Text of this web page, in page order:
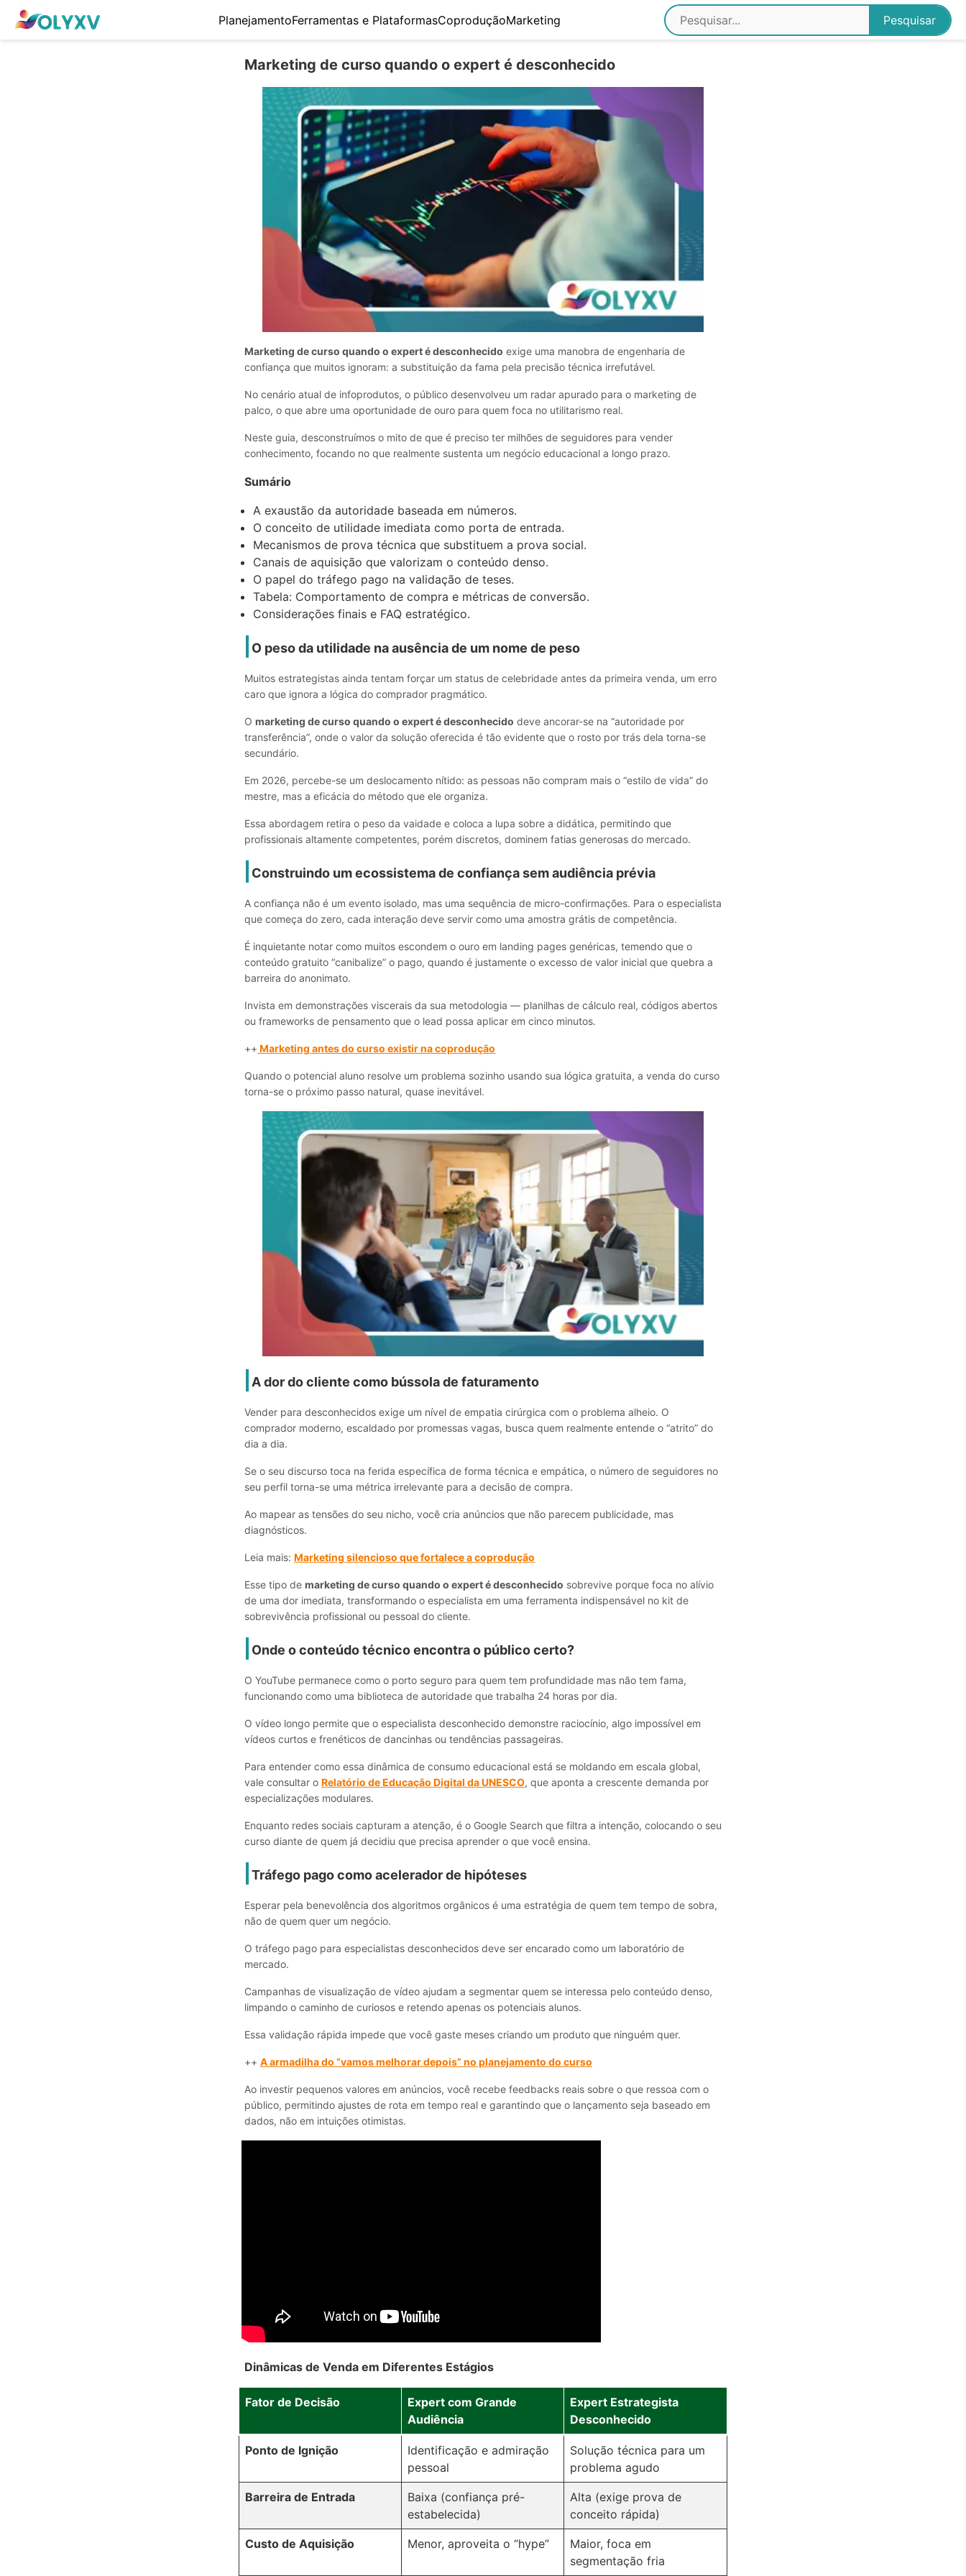
PlanejamentoFerramentas e PlataformasCoproduçãoMarketing
Marketing de curso quando o expert é desconhecido
Marketing de curso quando o expert é desconhecido exige uma manobra de engenharia de
confiança que muitos ignoram: a substituição da fama pela precisão técnica irrefutável.
No cenário atual de infoprodutos, o público desenvolveu um radar apurado para o marketing de
palco, o que abre uma oportunidade de ouro para quem foca no utilitarismo real.
Neste guia, desconstruímos o mito de que é preciso ter milhões de seguidores para vender
conhecimento, focando no que realmente sustenta um negócio educacional a longo prazo.
Sumário
A exaustão da autoridade baseada em números.
O conceito de utilidade imediata como porta de entrada.
Mecanismos de prova técnica que substituem a prova social.
Canais de aquisição que valorizam o conteúdo denso.
O papel do tráfego pago na validação de teses.
Tabela: Comportamento de compra e métricas de conversão.
Considerações finais e FAQ estratégico.
O peso da utilidade na ausência de um nome de peso
Muitos estrategistas ainda tentam forçar um status de celebridade antes da primeira venda, um erro
caro que ignora a lógica do comprador pragmático.
O marketing de curso quando o expert é desconhecido deve ancorar-se na “autoridade por
transferência”, onde o valor da solução oferecida é tão evidente que o rosto por trás dela torna-se
secundário.
Em 2026, percebe-se um deslocamento nítido: as pessoas não compram mais o “estilo de vida” do
mestre, mas a eficácia do método que ele organiza.
Essa abordagem retira o peso da vaidade e coloca a lupa sobre a didática, permitindo que
profissionais altamente competentes, porém discretos, dominem fatias generosas do mercado.
Construindo um ecossistema de confiança sem audiência prévia
A confiança não é um evento isolado, mas uma sequência de micro-confirmações. Para o especialista
que começa do zero, cada interação deve servir como uma amostra grátis de competência.
É inquietante notar como muitos escondem o ouro em landing pages genéricas, temendo que o
conteúdo gratuito “canibalize” o pago, quando é justamente o excesso de valor inicial que quebra a
barreira do anonimato.
Invista em demonstrações viscerais da sua metodologia — planilhas de cálculo real, códigos abertos
ou frameworks de pensamento que o lead possa aplicar em cinco minutos.
++ Marketing antes do curso existir na coprodução
Quando o potencial aluno resolve um problema sozinho usando sua lógica gratuita, a venda do curso
torna-se o próximo passo natural, quase inevitável.
A dor do cliente como bússola de faturamento
Vender para desconhecidos exige um nível de empatia cirúrgica com o problema alheio. O
comprador moderno, escaldado por promessas vagas, busca quem realmente entende o “atrito” do
dia a dia.
Se o seu discurso toca na ferida específica de forma técnica e empática, o número de seguidores no
seu perfil torna-se uma métrica irrelevante para a decisão de compra.
Ao mapear as tensões do seu nicho, você cria anúncios que não parecem publicidade, mas
diagnósticos.
Leia mais: Marketing silencioso que fortalece a coprodução
Esse tipo de marketing de curso quando o expert é desconhecido sobrevive porque foca no alívio
de uma dor imediata, transformando o especialista em uma ferramenta indispensável no kit de
sobrevivência profissional ou pessoal do cliente.
Onde o conteúdo técnico encontra o público certo?
O YouTube permanece como o porto seguro para quem tem profundidade mas não tem fama,
funcionando como uma biblioteca de autoridade que trabalha 24 horas por dia.
O vídeo longo permite que o especialista desconhecido demonstre raciocínio, algo impossível em
vídeos curtos e frenéticos de dancinhas ou tendências passageiras.
Para entender como essa dinâmica de consumo educacional está se moldando em escala global,
vale consultar o Relatório de Educação Digital da UNESCO, que aponta a crescente demanda por
especializações modulares.
Enquanto redes sociais capturam a atenção, é o Google Search que filtra a intenção, colocando o seu
curso diante de quem já decidiu que precisa aprender o que você ensina.
Tráfego pago como acelerador de hipóteses
Esperar pela benevolência dos algoritmos orgânicos é uma estratégia de quem tem tempo de sobra,
não de quem quer um negócio.
O tráfego pago para especialistas desconhecidos deve ser encarado como um laboratório de
mercado.
Campanhas de visualização de vídeo ajudam a segmentar quem se interessa pelo conteúdo denso,
limpando o caminho de curiosos e retendo apenas os potenciais alunos.
Essa validação rápida impede que você gaste meses criando um produto que ninguém quer.
++ A armadilha do “vamos melhorar depois” no planejamento do curso
Ao investir pequenos valores em anúncios, você recebe feedbacks reais sobre o que ressoa com o
público, permitindo ajustes de rota em tempo real e garantindo que o lançamento seja baseado em
dados, não em intuições otimistas.
Dinâmicas de Venda em Diferentes Estágios
Fator de Decisão
Expert com Grande
Audiência
Expert Estrategista
Desconhecido
Ponto de Ignição
Identificação e admiração
pessoal
Solução técnica para um
problema agudo
Barreira de Entrada
Baixa (confiança pré-
estabelecida)
Alta (exige prova de
conceito rápida)
Custo de Aquisição Menor, aproveita o “hype”
Maior, foca em
segmentação fria